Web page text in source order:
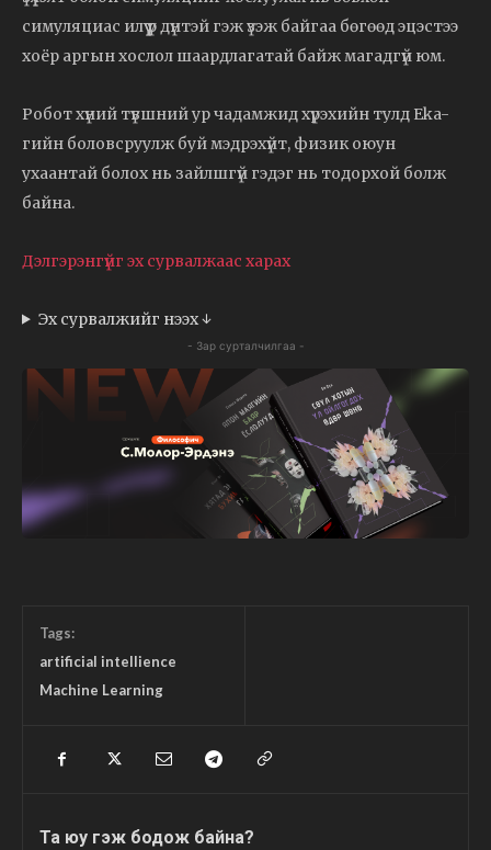
симуляциас илүү үр дүнтэй гэж үзэж байгаа бөгөөд эцэстээ
хоёр аргын хослол шаардлагатай байж магадгүй юм.
Робот хүний түвшний ур чадамжид хүрэхийн тулд Eka-
гийн боловсруулж буй мэдрэхүйт, физик оюун
ухаантай болох нь зайлшгүй гэдэг нь тодорхой болж
байна.
Дэлгэрэнгүйг эх сурвалжаас харах
Эх сурвалжийг нээх ↓
- Зар сурталчилгаа -
Tags:
artificial intellience
Machine Learning
Та юу гэж бодож байна?